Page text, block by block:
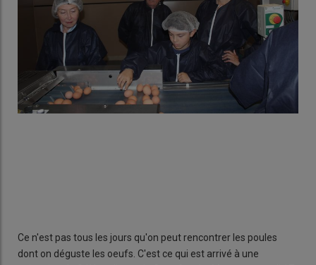
Ce n'est pas tous les jours qu'on peut rencontrer les poules
dont on déguste les oeufs. C'est ce qui est arrivé à une